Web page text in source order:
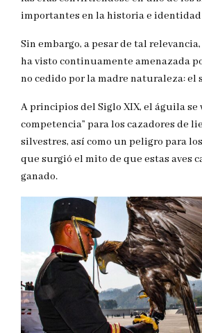
importantes en la historia e identidad
Sin embargo, a pesar de tal
ha visto continuamente amenazada
no cedido por la madre naturaleza: el
A principios del Siglo XIX, el águila se
competencia” para los cazadores de
silvestres, así como un peligro para
que surgió el mito de que estas aves
ganado.